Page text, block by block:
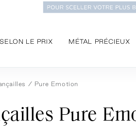
SELON LE PRIX MÉTAL PRÉCIEUX
Pure Emotion
Pure